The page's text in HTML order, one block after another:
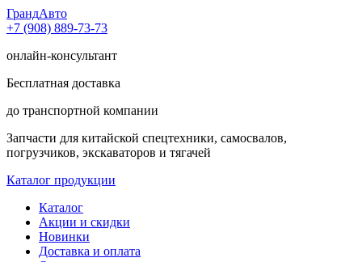
ГрандАвто
+7 (908) 889-73-73
онлайн-консультант
Бесплатная доставка
до транспортной компании
Запчасти для китайской спецтехники, самосвалов,
погрузчиков, экскаваторов и тягачей
Каталог продукции
Каталог
Акции и скидки
Новинки
Доставка и оплата